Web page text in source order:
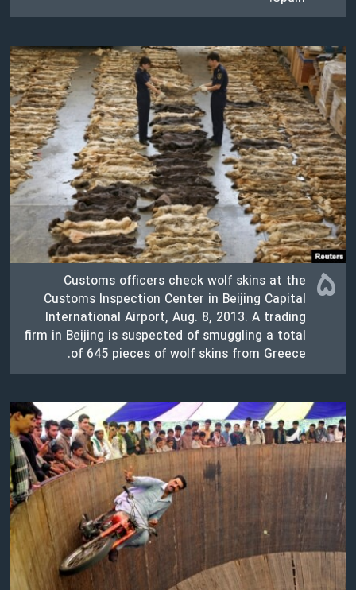
۵
Customs officers check wolf skins at the
Customs Inspection Center in Beijing Capital
International Airport, Aug. 8, 2013. A trading
firm in Beijing is suspected of smuggling a total
of 645 pieces of wolf skins from Greece.